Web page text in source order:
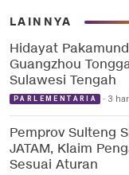
LAINNYA
Hidayat
Guangzhou
Sulawesi Tengah
PARLEMENTARIA 3
Pemprov Sulteng
JATAM, Klaim
Sesuai Aturan